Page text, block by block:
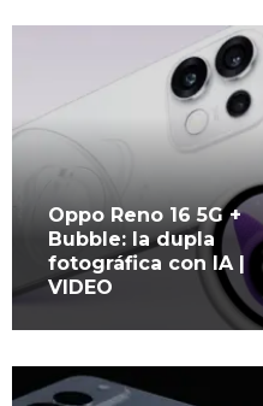
Oppo Reno 16 5G +
Bubble: la dupla
fotográfica con IA |
VIDEO